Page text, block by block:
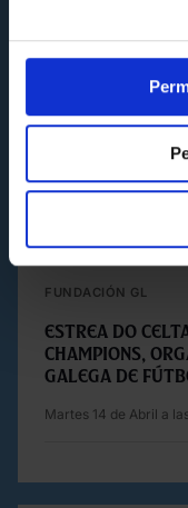
FUNDACIÓN GL
Estrea do
Champions,
Galega de
Martes 14 de Abril a